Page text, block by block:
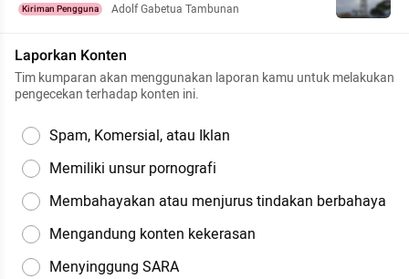
Kiriman Pengguna Adolf Gabetua Tambunan
Laporkan Konten
Tim kumparan akan menggunakan laporan kamu untuk melakukan
pengecekan terhadap konten ini.
Spam, Komersial, atau Iklan
Memiliki unsur pornografi
Membahayakan atau menjurus tindakan berbahaya
Mengandung konten kekerasan
Menyinggung SARA